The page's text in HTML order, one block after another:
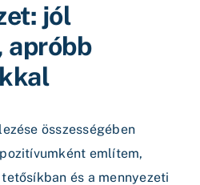
jól
apróbb
összességében
említem,
és a mennyezeti